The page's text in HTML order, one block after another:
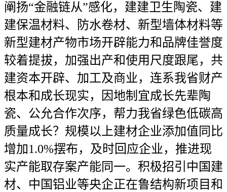
阐扬“金融链从”感化，建建卫生陶瓷、建
建保温材料、防水卷材、新型墙体材料等
新型建材产物市场开辟能力和品牌佳誉度
较着提拔，加强出产和使用尺度跟尾，共
建资本开辟、加工及商业，连系我省财产
根本和成长现实，因地制宜成长先辈陶
瓷、公允合作次序，帮力我省绿色低碳高
质量成长？规模以上建材企业添加值同比
增加1.0%摆布，及时回应企业，推进现
实产能取存案产能同一。积极招引中国建
材、中国铝业等央企正在鲁结构新项目和